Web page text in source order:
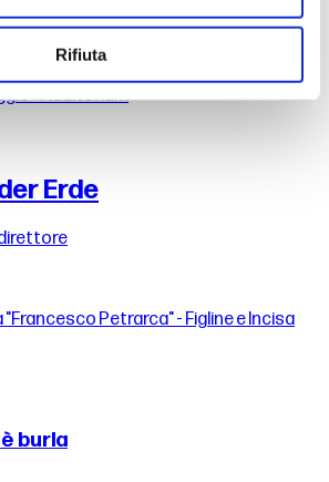
Rifiuta
- Auditorium
Erde
Petrarca" - Figline e Incisa
burla